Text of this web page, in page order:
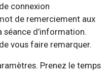
connexion
de remerciement aux
d’information.
vous faire remarquer.
Prenez le temps